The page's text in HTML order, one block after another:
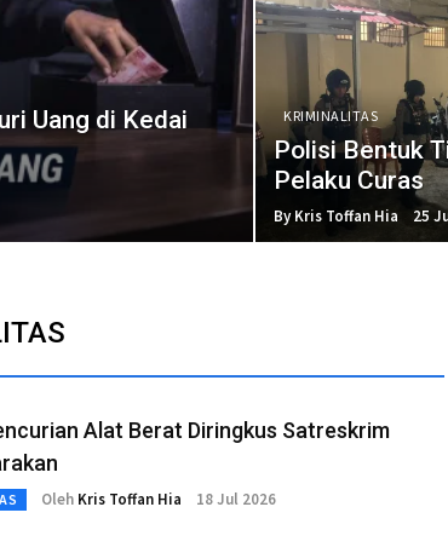
Uang di Kedai
KRIMINALITAS
Polisi Bentuk
Pelaku Curas
By Kris Toffan Hia 25
Alat Berat Diringkus Satreskrim
Oleh Kris Toffan Hia 18 Jul 2026